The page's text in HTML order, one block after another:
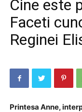
Cine este
Faceti
Reginei
Printesa Anne,